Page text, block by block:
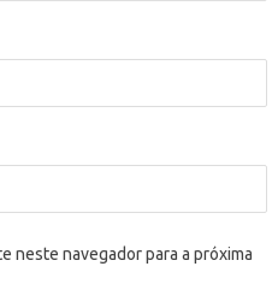
neste navegador para a próxima